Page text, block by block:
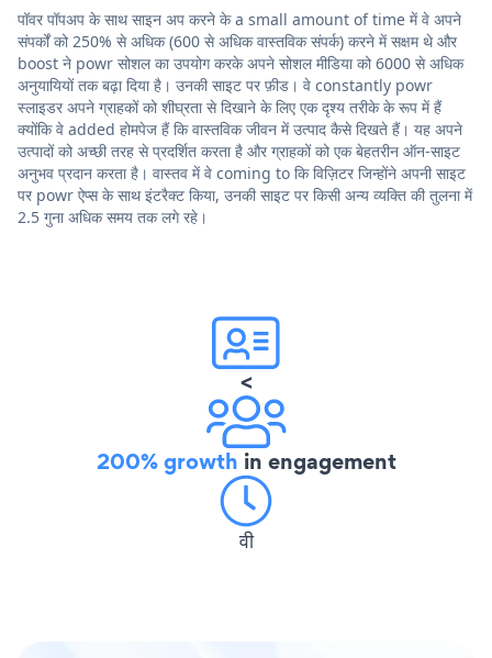
पॉवर पॉपअप के साथ साइन अप करने के a small amount of time में वे अपने
संपर्कों को 250% से अधिक (600 से अधिक वास्तविक संपर्क) करने में सक्षम थे और
boost ने powr सोशल का उपयोग करके अपने सोशल मीडिया को 6000 से अधिक
अनुयायियों तक बढ़ा दिया है। उनकी साइट पर फ़ीड। वे constantly powr
स्लाइडर अपने ग्राहकों को शीघ्रता से दिखाने के लिए एक दृश्य तरीके के रूप में हैं
क्योंकि वे added होमपेज हैं कि वास्तविक जीवन में उत्पाद कैसे दिखते हैं। यह अपने
उत्पादों को अच्छी तरह से प्रदर्शित करता है और ग्राहकों को एक बेहतरीन ऑन-साइट
अनुभव प्रदान करता है। वास्तव में वे coming to कि विज़िटर जिन्होंने अपनी साइट
पर powr ऐप्स के साथ इंटरैक्ट किया, उनकी साइट पर किसी अन्य व्यक्ति की तुलना में
2.5 गुना अधिक समय तक लगे रहे।
<
200% growth in engagement
वी